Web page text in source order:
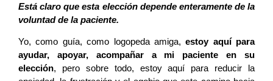
Está claro que esta elección depende enteramente de la
voluntad de la paciente.
Yo, como guía, como logopeda amiga,estoy aquí para
ayudar, apoyar, acompañar a mi paciente en su
elección, pero sobre todo, estoy aquí para reducir la